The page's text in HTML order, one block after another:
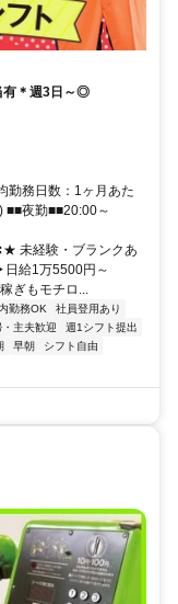
有＊週3日～◎
勤務日数：1ヶ月あた
■■夜勤■■20:00～
未経験・ブランクあ
給1万5500円～
ぎもモチロ...
勤務OK
社員登用あり
・主夫歓迎
週1シフト提出
早朝
シフト自由